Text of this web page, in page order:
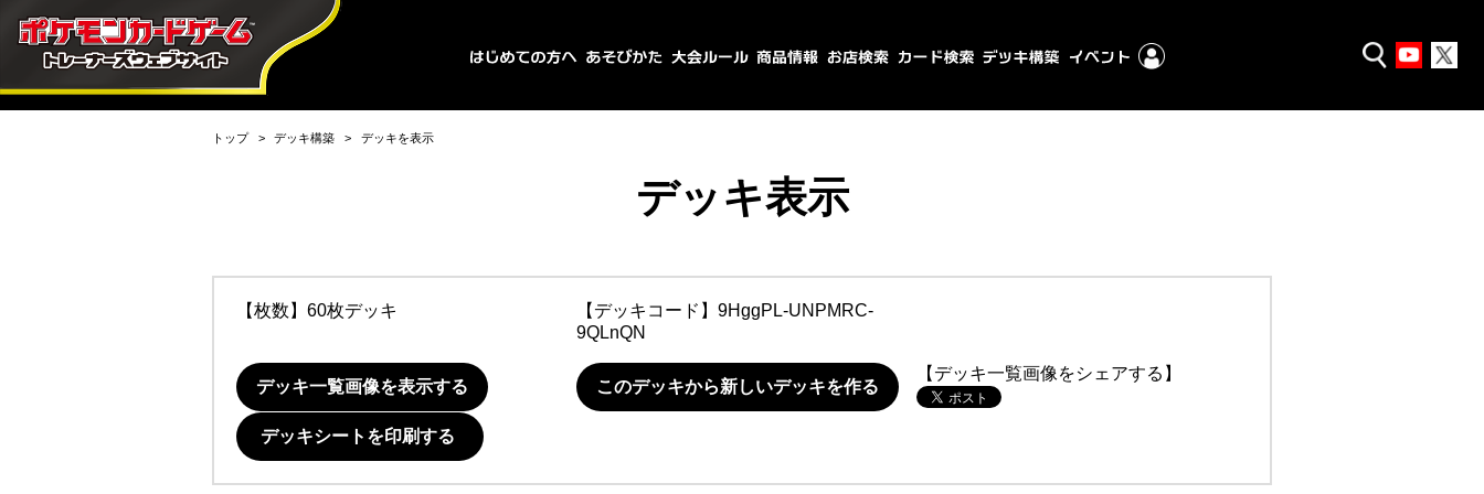
トップ デッキ構築 デッキを表示
デッキ表示
【枚数】60枚デッキ 【デッキコード】 9HggPL-UNPMRC-
9QLnQN
デッキ一覧画像を表示する このデッキから新しいデッキを作る
【デッキ一覧画像をシェアする】
デッキシートを印刷する